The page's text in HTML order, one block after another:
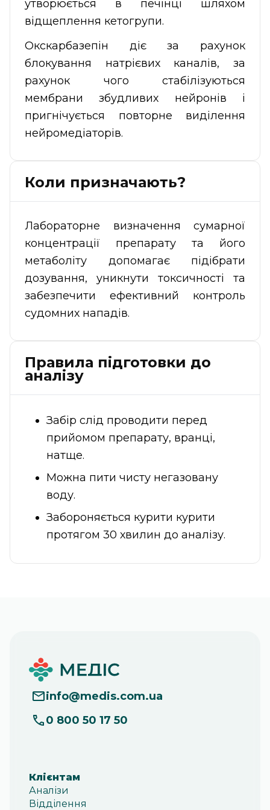
утворюється в печінці шляхом
відщеплення кетогрупи.
Окскарбазепін діє за рахунок
блокування натрієвих каналів, за
рахунок чого стабілізуються
мембрани збудливих нейронів і
пригнічується повторне виділення
нейромедіаторів.
Коли призначають?
Лабораторне визначення сумарної
концентрації препарату та його
метаболіту допомагає підібрати
дозування, уникнути токсичності та
забезпечити ефективний контроль
судомних нападів.
Правила підготовки до
аналізу
Забір слід проводити перед
прийомом препарату, вранці,
натще.
Можна пити чисту негазовану
воду.
Забороняється курити курити
протягом 30 хвилин до аналізу.
info@medis.com.ua
0 800 50 17 50
Клієнтам
Аналізи
Відділення